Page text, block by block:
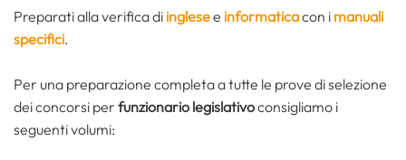
Preparati alla verifica di inglesee informaticacon i manuali
specifici.
Per una preparazione completa a tutte le prove di selezione
dei concorsi per funzionario legislativoconsigliamo i
seguenti volumi: